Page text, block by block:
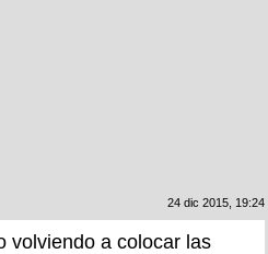
24 dic 2015, 19:24
volviendo a colocar las